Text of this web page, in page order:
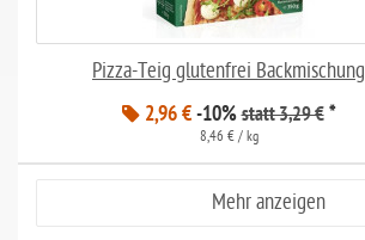
Pizza-Teig glutenfrei Backmischung
2,96 € -10% statt 3,29 €*
8,46 € / kg
Mehr anzeigen